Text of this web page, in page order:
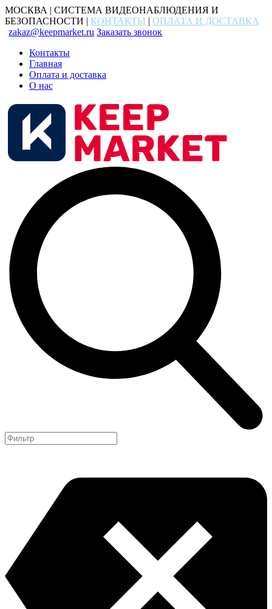
МОСКВА | СИСТЕМА ВИДЕОНАБЛЮДЕНИЯ И
БЕЗОПАСНОСТИ | КОНТАКТЫ | ОПЛАТА И ДОСТАВКА
zakaz@keepmarket.ru Заказать звонок
Контакты
Главная
Оплата и доставка
О нас